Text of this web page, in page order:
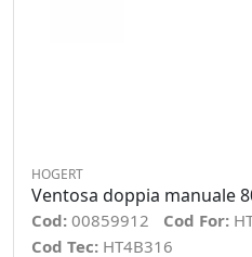
HOGERT
Ventosa doppia manuale
Cod: 00859912 Cod For:
Cod Tec: HT4B316